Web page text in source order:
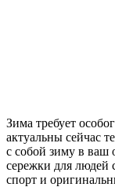
Зима требует
актуальны сейчас
с собой зиму в ваш
сережки для людей
спорт и